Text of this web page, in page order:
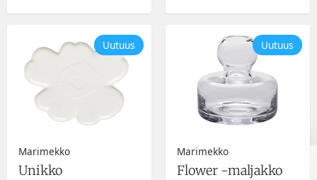
Uutuus
Marimekko
Unikko
Uutuus
Marimekko
Flower -maljakko